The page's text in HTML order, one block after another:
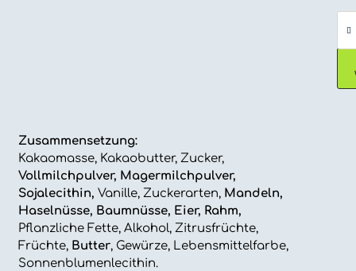
Zusammensetzung:
Kakaomasse, Kakaobutter, Zucker,
Vollmilchpulver, Magermilchpulver,
Sojalecithin, Vanille, Zuckerarten, Mandeln,
Haselnüsse, Baumnüsse, Eier, Rahm,
Pflanzliche Fette, Alkohol, Zitrusfrüchte,
Früchte, Butter, Gewürze, Lebensmittelfarbe,
Sonnenblumenlecithin.